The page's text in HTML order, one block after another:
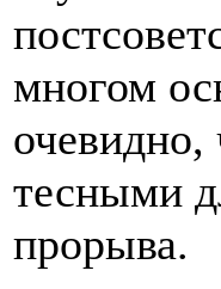
многом
тесными
прорыва.